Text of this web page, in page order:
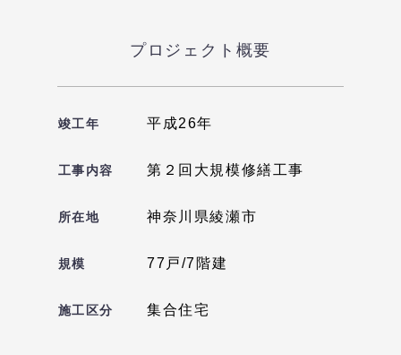
プロジェクト概要
竣工年 平成26年
工事内容 第２回大規模修繕工事
所在地 神奈川県綾瀬市
規模 77戸/7階建
施工区分 集合住宅